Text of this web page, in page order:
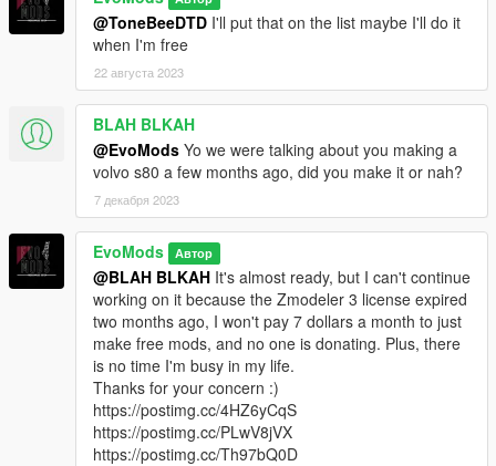
@ToneBeeDTD I'll put that on the list maybe I'll do it
when I'm free
22 августа 2023
BLAH BLKAH
@EvoMods Yo we were talking about you making a
volvo s80 a few months ago, did you make it or nah?
7 декабря 2023
EvoMods Автор
@BLAH BLKAH It's almost ready, but I can't continue
working on it because the Zmodeler 3 license expired
two months ago, I won't pay 7 dollars a month to just
make free mods, and no one is donating. Plus, there
is no time I'm busy in my life.
Thanks for your concern :)
https://postimg.cc/4HZ6yCqS
https://postimg.cc/PLwV8jVX
https://postimg.cc/Th97bQ0D